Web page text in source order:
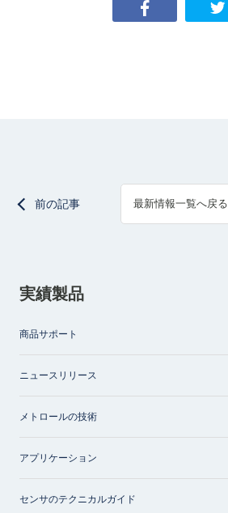
前の記事 最新情報一覧へ戻る
実績製品
商品サポート
ニュースリリース
メトロールの技術
アプリケーション
センサのテクニカルガイド